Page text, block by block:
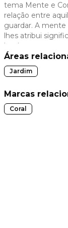
slide
slide
tema Mente e
relação entre
guardar. A
lhes atribui
lembranças que
nossos vínculos e
endereço.
Áreas
Jardim
Marcas
Coral